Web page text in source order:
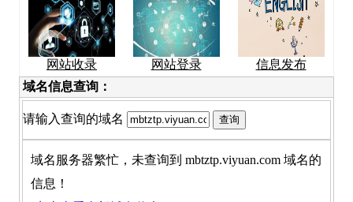
网站收录 网站登录
信息发布
域名信息查询：
请输入查询的域名
域名服务器繁忙，未查询到 mbtztp.viyuan.com 域名的
信息！